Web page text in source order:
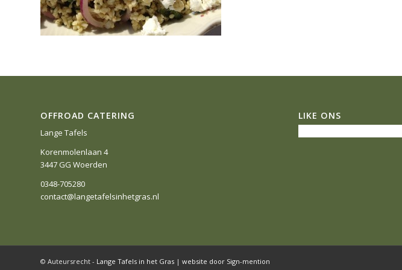
OFFROAD CATERING
Lange Tafels
Korenmolenlaan 4
3447 GG Woerden
0348-705280
contact@langetafelsinhetgras.nl
LIKE ONS
© Auteursrecht - Lange Tafels in het Gras | website door Sign-mention